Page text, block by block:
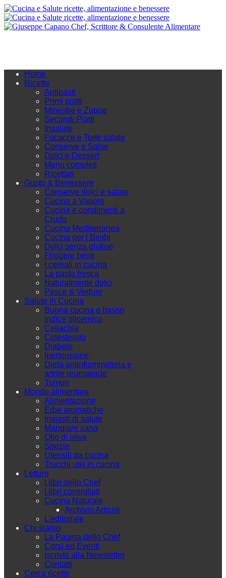
Home
Ricette
Antipasti
Primi piatti
Minestre e Zuppe
Secondi Piatti
Insalate
Focacce e Torte salate
Conserve e Salse
Dolci e Dessert
Menu completi
Ricettari
Gusto & Benessere
Conserve dolci e salate
Cucina a Vapore
Cucina e condimenti a
Crudo
Cucina Mediterranea
Cucina per i Bimbi
Dolci senza glutine
Friggere bene
I cereali in cucina
La pasta fresca
Naturalmente dolci
Pesce & Vedure
Salute in Cucina
Buona cucina e basso
indice glicemico
Celiachia
Colesterolo
Diabete
Ipertensione
Dieta antinfiammatoria e
artrite reumatoide
Tumori
Mondo alimentare
Alimentazione
Erbe aromatiche
Impasti di salute
Mangiare sano
Olio di oliva
Spezie
Utensili da cucina
Trucchi utili in cucina
Letture
I libri dello Chef
I libri consigliati
Cucina Naturale
Archivio Articoli
L'editoriale
Chi siamo
La Pagina dello Chef
Corsi ed Eventi
Iscriviti alla Newsletter
Contatti
Cerca ricette